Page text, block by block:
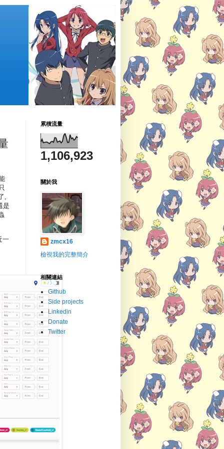
,
是
一
累積流量
1,106,923
關於我
zmcx16
檢視我的完整簡介
相關連結
Github
Side projects
Linkedin
Donate
Twitter